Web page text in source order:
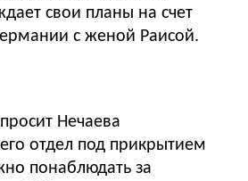
свои планы на счет
с женой Раисой.
Нечаева
отдел под прикрытием
понаблюдать за